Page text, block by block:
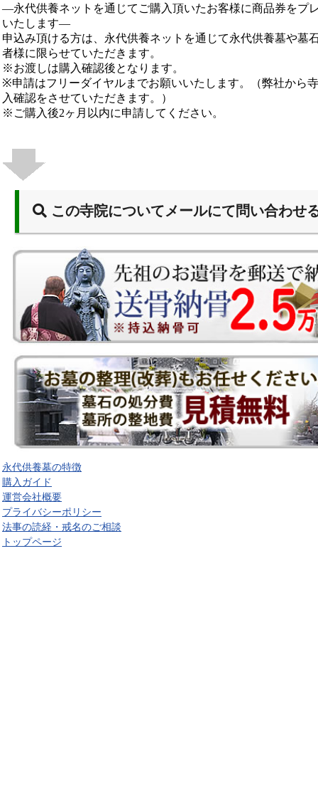
―永代供養ネットを通じてご購入頂いたお客様に商品券をプ
いたします―
申込み頂ける方は、永代供養ネットを通じて永代供養墓や墓
者様に限らせていただきます。
※お渡しは購入確認後となります。
※申請はフリーダイヤルまでお願いいたします。（弊社から
入確認をさせていただきます。）
※ご購入後2ヶ月以内に申請してください。
この寺院についてメールにて問い合わせ
永代供養墓の特徴
購入ガイド
運営会社概要
プライバシーポリシー
法事の読経・戒名のご相談
トップページ